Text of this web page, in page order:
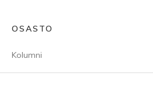
OSASTO
Kolumni